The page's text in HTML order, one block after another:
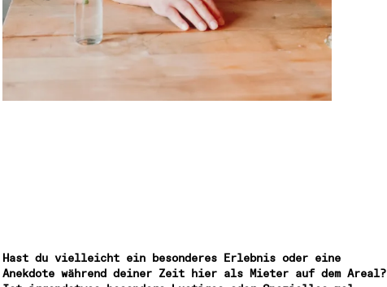
Hast du vielleicht ein besonderes Erlebnis oder eine
Anekdote während deiner Zeit hier als Mieter auf dem Areal?